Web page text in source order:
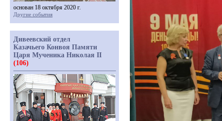
основан 18 октября 2020 г.
Другие события
Дивеевский отдел
Казачьего Конвоя Памяти
Царя Мученика Николая II
(106)